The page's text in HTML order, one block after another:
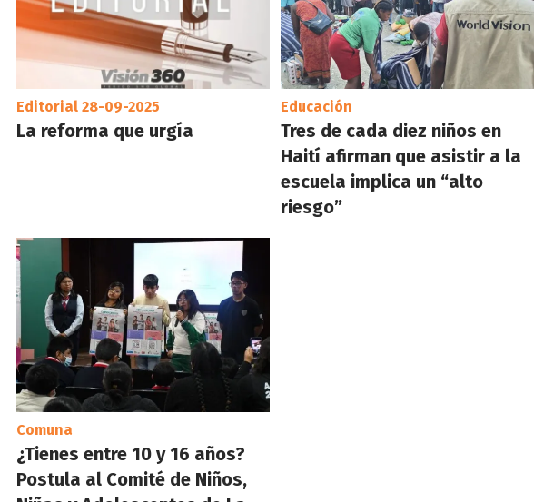
Editorial 28-09-2025
La reforma que urgía
Educación
Tres de cada diez niños en
Haití afirman que asistir a la
escuela implica un “alto
riesgo”
Comuna
¿Tienes entre 10 y 16 años?
Postula al Comité de Niños,